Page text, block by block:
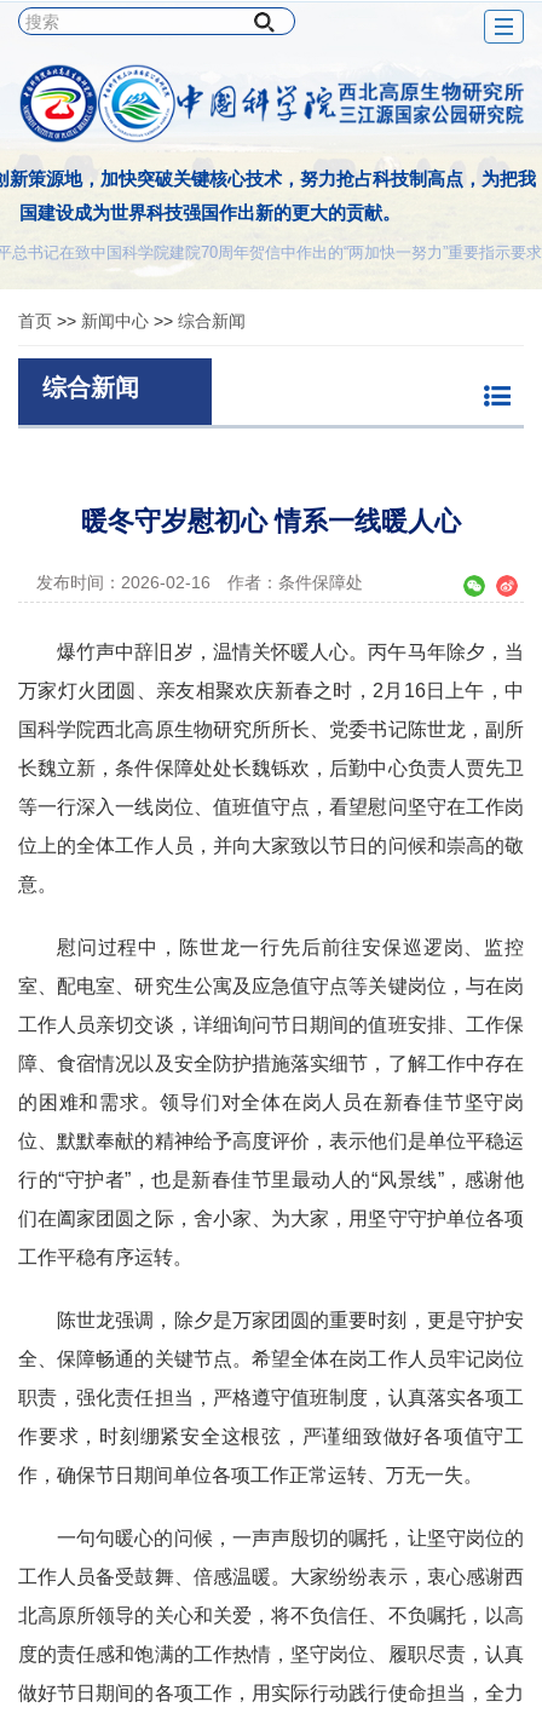
新策源地，加快突破关键核心技术，努力抢占科技制高点，为把我
国建设成为世界科技强国作出新的更大的贡献。
书记在致中国科学院建院70周年贺信中作出的“两加快一努力”重要指示要求
首页 >> 新闻中心 >> 综合新闻
综合新闻
暖冬守岁慰初心 情系一线暖人心
发布时间：2026-02-16 作者：条件保障处
爆竹声中辞旧岁，温情关怀暖人心。丙午马年除夕，当
万家灯火团圆、亲友相聚欢庆新春之时，2月16日上午，中
国科学院西北高原生物研究所所长、党委书记陈世龙，副所
长魏立新，条件保障处处长魏铄欢，后勤中心负责人贾先卫
等一行深入一线岗位、值班值守点，看望慰问坚守在工作岗
位上的全体工作人员，并向大家致以节日的问候和崇高的敬
意。
慰问过程中，陈世龙一行先后前往安保巡逻岗、监控
室、配电室、研究生公寓及应急值守点等关键岗位，与在岗
工作人员亲切交谈，详细询问节日期间的值班安排、工作保
障、食宿情况以及安全防护措施落实细节，了解工作中存在
的困难和需求。领导们对全体在岗人员在新春佳节坚守岗
位、默默奉献的精神给予高度评价，表示他们是单位平稳运
行的“守护者”，也是新春佳节里最动人的“风景线”，感谢他
们在阖家团圆之际，舍小家、为大家，用坚守守护单位各项
工作平稳有序运转。
陈世龙强调，除夕是万家团圆的重要时刻，更是守护安
全、保障畅通的关键节点。希望全体在岗工作人员牢记岗位
职责，强化责任担当，严格遵守值班制度，认真落实各项工
作要求，时刻绷紧安全这根弦，严谨细致做好各项值守工
作，确保节日期间单位各项工作正常运转、万无一失。
一句句暖心的问候，一声声殷切的嘱托，让坚守岗位的
工作人员备受鼓舞、倍感温暖。大家纷纷表示，衷心感谢西
北高原所领导的关心和关爱，将不负信任、不负嘱托，以高
度的责任感和饱满的工作热情，坚守岗位、履职尽责，认真
做好节日期间的各项工作，用实际行动践行使命担当，全力